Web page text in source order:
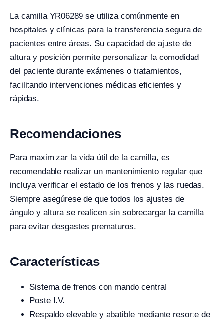
La camilla YR06289 se utiliza comúnmente en
hospitales y clínicas para la transferencia segura de
pacientes entre áreas. Su capacidad de ajuste de
altura y posición permite personalizar la comodidad
del paciente durante exámenes o tratamientos,
facilitando intervenciones médicas eficientes y
rápidas.
Recomendaciones
Para maximizar la vida útil de la camilla, es
recomendable realizar un mantenimiento regular que
incluya verificar el estado de los frenos y las ruedas.
Siempre asegúrese de que todos los ajustes de
ángulo y altura se realicen sin sobrecargar la camilla
para evitar desgastes prematuros.
Características
Sistema de frenos con mando central
Poste I.V.
Respaldo elevable y abatible mediante resorte de